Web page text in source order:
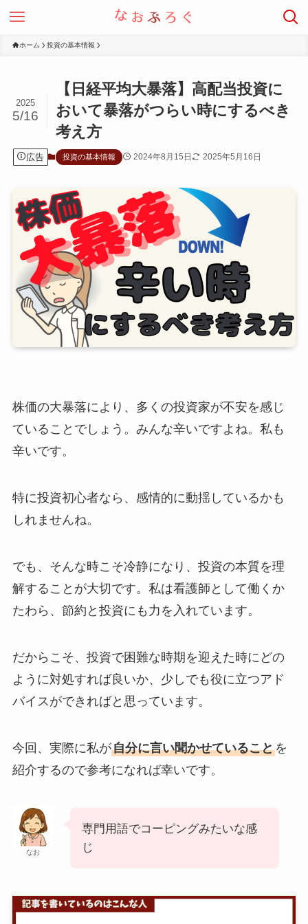
ホーム 投資の基本情報
【日経平均大暴落】高配当投資に
おいて暴落がつらい時にするべき
考え方
2025
5/16
広告 投資の基本情報 2024年8月15日 2025年5月16日
株価の大暴落により、多くの投資家が不安を感じ
ていることでしょう。みんな辛いですよね。私も
辛いです。
特に投資初心者なら、感情的に動揺しているかも
しれませんね。
でも、そんな時こそ冷静になり、投資の本質を理
解することが大切です。私は看護師として働くか
たわら、節約と投資にも力を入れています。
だからこそ、投資で困難な時期を迎えた時にどの
ように対処すれば良いか、少しでも役に立つアド
バイスができればと思っています。
今回、実際に私が自分に言い聞かせていることを
紹介するので参考になれば幸いです。
なお
専門用語でコーピングみたいな感
じ